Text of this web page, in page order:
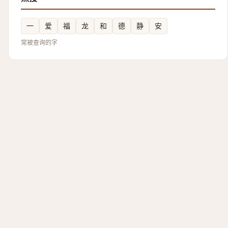
一 爱 福 龙 和 德 静 安
常被查询的字